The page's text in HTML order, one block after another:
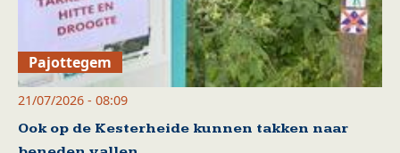
Pajottegem
21/07/2026 - 08:09
Ook op de Kesterheide kunnen takken naar